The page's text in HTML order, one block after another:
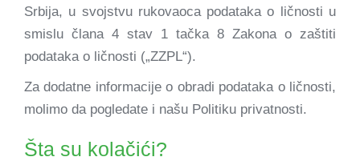
Srbija, u svojstvu rukovaoca podataka o ličnosti u
smislu člana 4 stav 1 tačka 8 Zakona o zaštiti
podataka o ličnosti („ZZPL“).
Za dodatne informacije o obradi podataka o ličnosti,
molimo da pogledate i našu Politiku privatnosti.
Šta su kolačići?